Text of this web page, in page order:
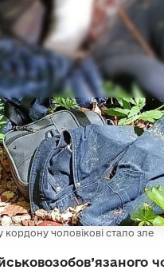
чоловікові стало зле